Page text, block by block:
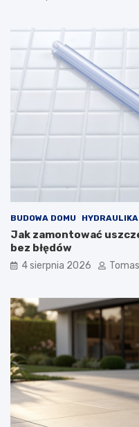
BUDOWA DOMU HYDRAULIKA
Jak zamontować
bez błędów
4 sierpnia 2026